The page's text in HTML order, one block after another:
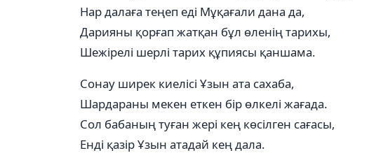
Нар далаға теңеп еді Мұқағали дана да,
Дарияны қорғап жатқан бұл өленің тарихы,
Шежірелі шерлі тарих құпиясы қаншама.
Сонау ширек киелісі Ұзын ата сахаба,
Шардараны мекен еткен бір өлкелі жағада.
Сол бабаның туған жері кең көсілген сағасы,
Енді қазір Ұзын атадай кең дала.